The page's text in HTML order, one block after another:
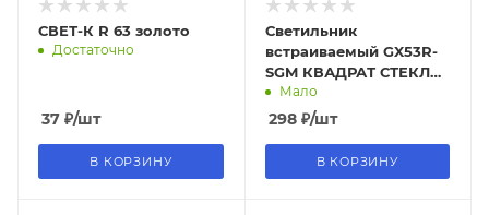
СВЕТ-К R 63 золото
Достаточно
37 ₽/шт
В КОРЗИНУ
Светильник
встраиваемый GX53R-
SGM КВАДРАТ СТЕКЛО
матовый под лампу
GX53 IN HOME
Мало
298₽/шт
В КОРЗИНУ